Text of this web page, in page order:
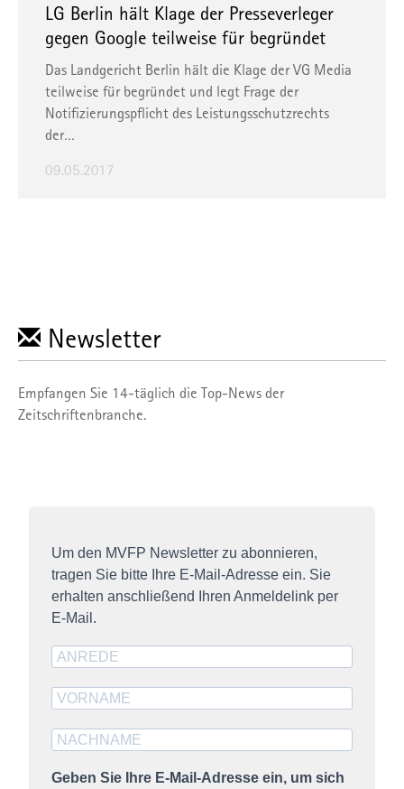
LG Berlin hält Klage der Presseverleger
gegen Google teilweise für begründet
Das Landgericht Berlin hält die Klage der VG Media
teilweise für begründet und legt Frage der
Notifizierungspflicht des Leistungsschutzrechts
der…
09.05.2017
Newsletter
Empfangen Sie 14-täglich die Top-News der
Zeitschriftenbranche.
Um den MVFP Newsletter zu abonnieren,
tragen Sie bitte Ihre E-Mail-Adresse ein. Sie
erhalten anschließend Ihren Anmeldelink per
E-Mail.
Geben Sie Ihre E-Mail-Adresse ein, um sich